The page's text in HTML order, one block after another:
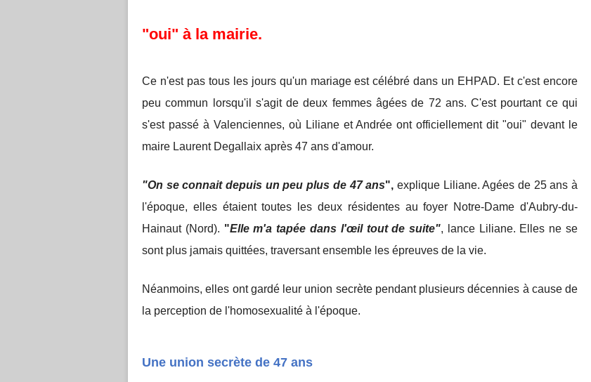
"oui" à la mairie.
Ce n'est pas tous les jours qu'un mariage est célébré dans un EHPAD. Et c'est encore
peu commun lorsqu'il s'agit de deux femmes âgées de 72 ans. C'est pourtant ce qui
s'est passé à Valenciennes, où Liliane et Andrée ont officiellement dit "oui" devant le
maire Laurent Degallaix après 47 ans d'amour.
"On se connait depuis un peu plus de 47 ans", explique Liliane. Agées de 25 ans à
l'époque, elles étaient toutes les deux résidentes au foyer Notre-Dame d'Aubry-du-
Hainaut (Nord). "Elle m'a tapée dans l'œil tout de suite", lance Liliane. Elles ne se
sont plus jamais quittées, traversant ensemble les épreuves de la vie.
Néanmoins, elles ont gardé leur union secrète pendant plusieurs décennies à cause de
la perception de l'homosexualité à l'époque.
Une union secrète de 47 ans